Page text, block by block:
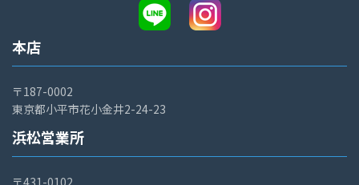
本店
〒187-0002
東京都小平市花小金井2-24-23
浜松営業所
〒431-0102